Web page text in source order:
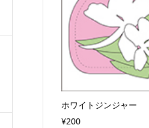
ホワイトジンジャー
¥200